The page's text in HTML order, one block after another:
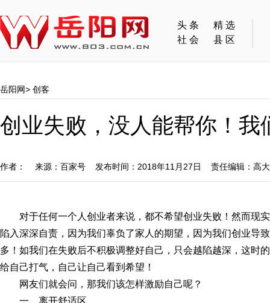
头条
精选
社会
县区
岳阳网> 创客
创业失败，没人能帮你！
作者： 来源：百家号 发布时间：2018年11月27日 责任编辑：高
对于任何一个人创业者来说，都不希望创业失败！然而现
陷入深深自责，因为我们辜负了家人的期望，因为我们创业导
多！如我们在失败后不积极调整好自己，只会越陷越深，这时
给自己打气，自己让自己看到希望！
网友们就会问，那我们该怎样激励自己呢？
一、离开舒适区